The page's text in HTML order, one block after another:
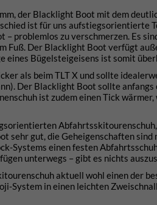
der Blacklight Boot mit dem
ist für uns aufstiegsorientierte
problemlos zu verschmerzen. Es
Fuß. Der Blacklight Boot verfügt
eines Bügelsteigeisens ist somit
als beim TLT X und sollte
Der Blacklight Boot sollte
ist zudem einen Tick
gut, die Geheigenschaften sind
Systems einen festen
unterwegs – gibt es nichts
aktuell wohl einen der
System in einen leichten